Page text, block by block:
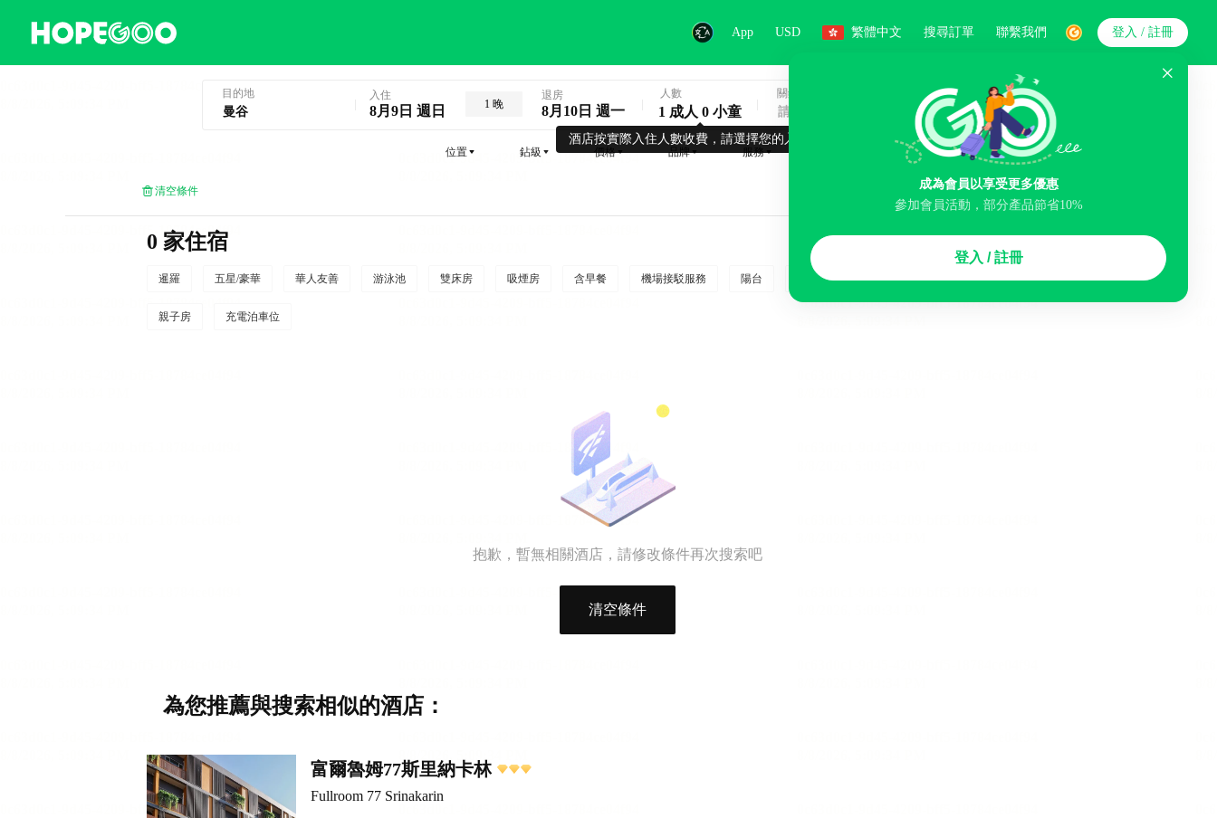
App USD 繁體中文 搜尋訂單 聯繫我們
成為會員以享受更多優惠
參加會員活動，部分產品節省10%
登入 / 註冊
登入 / 註冊
目的地 入住
8月9日 週日 1 晚
退房
8月10日 週一
酒店按實際入住人數收費，請選擇您的入住人數
人數
1 成人 0 小童
關鍵字
搜索
位置 鉆級 價格 品牌 服務
清空條件
0 家住宿
暹羅 五星/豪華 華人友善 游泳池 雙床房 吸煙房 含早餐 機場接駁服務 陽台 行李寄存服務 免費取消 民宿 泊車場
親子房 充電泊車位
抱歉，暫無相關酒店，請修改條件再次搜索吧
清空條件
為您推薦與搜索相似的酒店：
富爾魯姆77斯里納卡林
Fullroom 77 Srinakarin